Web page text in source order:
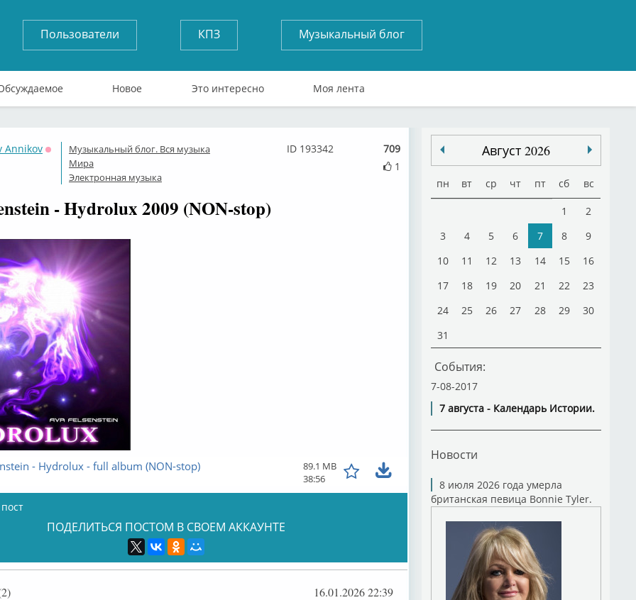
Пользователи КПЗ Музыкальный блог
Новое Это интересно Моя лента
Annikov
Оффлайн
Музыкальный блог. Вся музыка
Мира
Электронная музыка
709
1
ID 193342
- Hydrolux 2009 (NON-stop)
- Hydrolux - full album (NON-stop)
89.1 MB
38:56
ПОДЕЛИТЬСЯ ПОСТОМ В СВОЕМ АККАУНТЕ
16.01.2026 22:39
Август 2026
пн вт ср чт пт сб вс
1
2
3
4 5 6 7 8
9
10
11 12 13 14 15
16
17
18 19 20 21 22
23
24
25 26 27 28 29
30
31
События:
7-08-2017
7 августа - Календарь Истории.
Новости
8 июля 2026 года умерла
британская певица Bonnie Tyler.